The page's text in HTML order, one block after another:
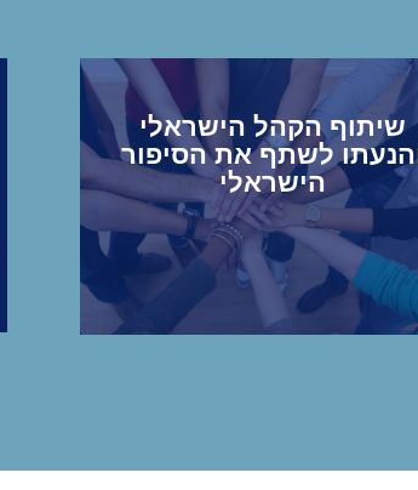
שיתוף הקהל הישראלי
לשתף את הסיפור
הישראלי